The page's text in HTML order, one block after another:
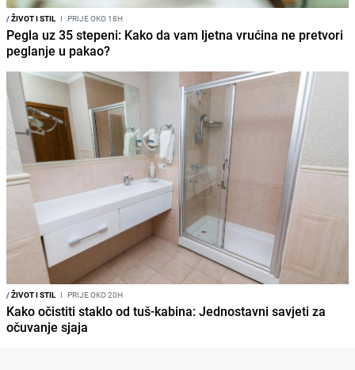
/ŽIVOT I STIL I PRIJE OKO 18H
Pegla uz 35 stepeni: Kako da vam ljetna vrućina ne pretvori
peglanje u pakao?
/ŽIVOT I STIL I PRIJE OKO 20H
Kako očistiti staklo od tuš-kabina: Jednostavni savjeti za
očuvanje sjaja